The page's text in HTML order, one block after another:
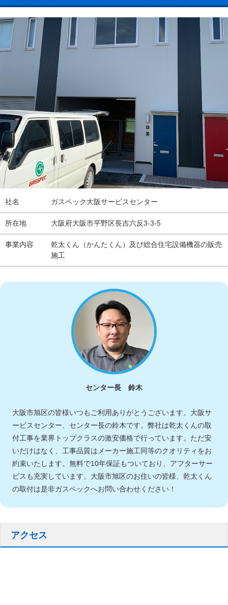
社名 ガスペック大阪サービスセンター
所在地 大阪府大阪市平野区長吉六反3-3-5
事業内容
乾太くん（かんたくん）及び総合住宅設備機器の販売
施工
センター長 鈴木
大阪市旭区の皆様いつもご利用ありがとうございます。大阪サ
ービスセンター、センター長の鈴木です。弊社は乾太くんの取
付工事を業界トップクラスの激安価格で行っています。ただ安
いだけはなく、工事品質はメーカー施工同等のクオリティをお
約束いたします。無料で10年保証もついており、アフターサー
ビスも充実しています。大阪市旭区のお住いの皆様、乾太くん
の取付は是非ガスペックへお問い合わせください！
アクセス